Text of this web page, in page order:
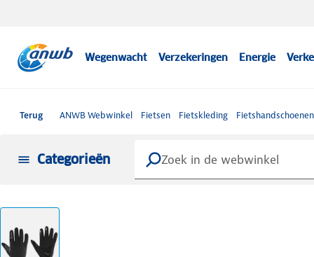
Wegenwacht Verzekeringen Energie
Terug ANWB Webwinkel Fietsen Fietskleding Fietshandschoenen
Categorieën